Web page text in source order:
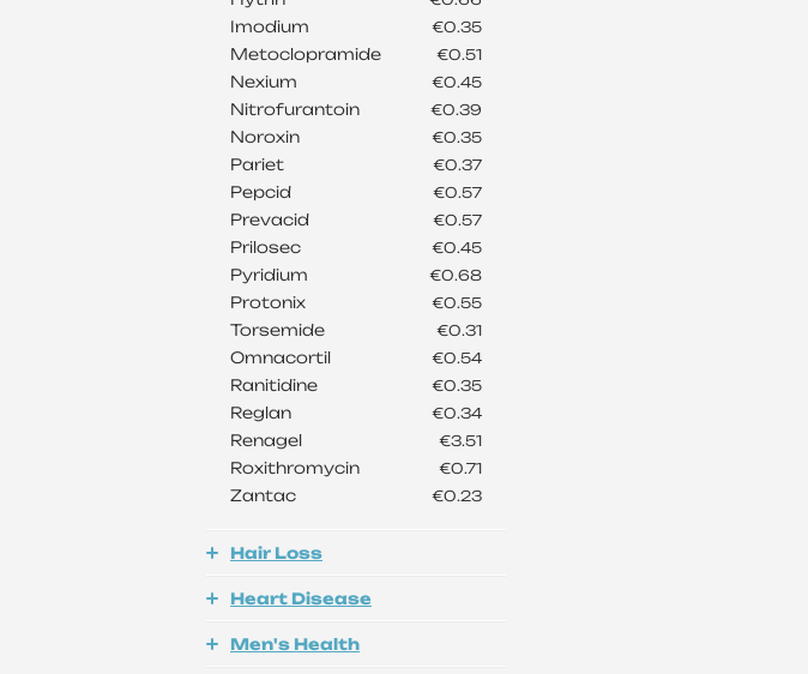
Imodium €0.35
Metoclopramide €0.51
Nexium €0.45
Nitrofurantoin €0.39
Noroxin €0.35
Pariet €0.37
Pepcid €0.57
Prevacid €0.57
Prilosec €0.45
Pyridium €0.68
Protonix €0.55
Torsemide €0.31
Omnacortil €0.54
Ranitidine €0.35
Reglan €0.34
Renagel €3.51
Roxithromycin €0.71
Zantac €0.23
Hair Loss
Heart Disease
Men's Health